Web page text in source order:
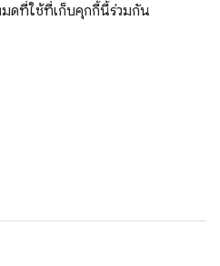
มดที่ใช้ที่เก็บคุกกี้นี้ร่วมกัน